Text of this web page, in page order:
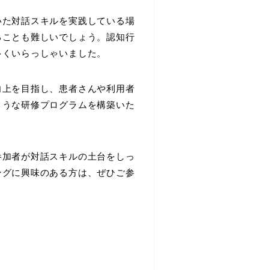
対話スキルを実践している場
とも難しいでしょう。認知行
いらっしゃいました。
を目指し、患者さんや利用者
な研修プログラムを構築いた
者が対話スキルの土台をしっ
に興味のある方は、ぜひご参